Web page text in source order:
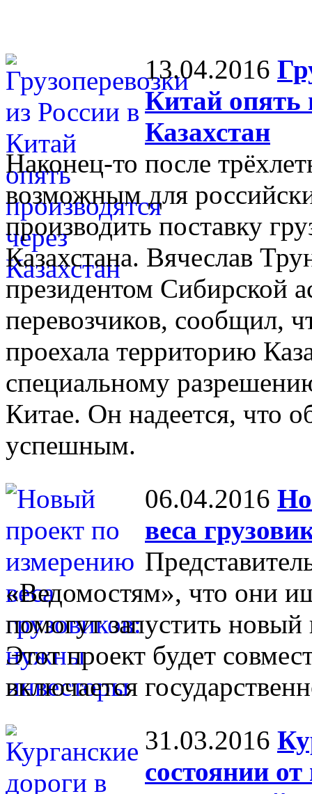
13.04.2016
Китай опять
Казахстан
Наконец-то после
возможным для
производить поставку
Казахстана. Вячеслав
президентом Сибирской
перевозчиков, сообщил,
проехала территорию
специальному
Китае. Он надеется, что
успешным.
06.04.2016
веса
«Ведомостям», что они
помогут запустить
Этот проект будет
включается
31.03.2016
состоянии